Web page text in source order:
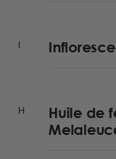
Huile de